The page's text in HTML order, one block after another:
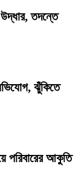
তদন্তে
ঝুঁকিতে
পরিবারের আকুতি